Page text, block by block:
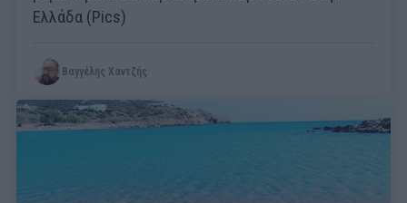
Ελλάδα (Pics)
Βαγγέλης Χαντζής